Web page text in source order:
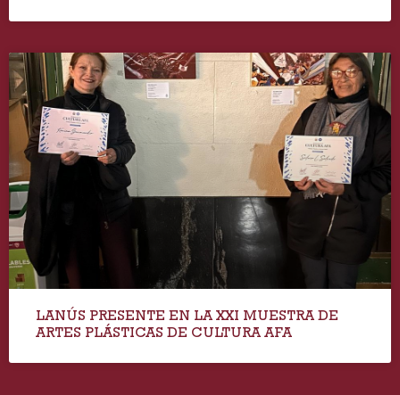
LANÚS PRESENTE EN LA XXI MUESTRA DE
ARTES PLÁSTICAS DE CULTURA AFA